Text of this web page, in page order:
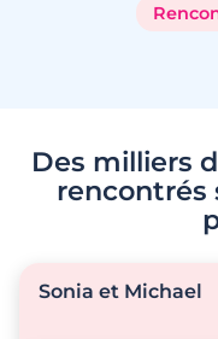
Des milliers
rencontrés
Sonia et Michael